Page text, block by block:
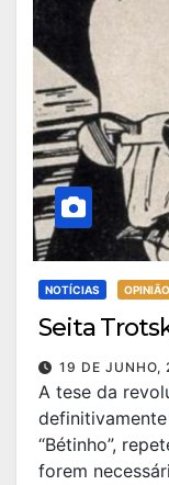
NOTÍCIAS OPINIÃO
Seita
19 DE JUNHO,
A tese da
“Bétinho”,
forem